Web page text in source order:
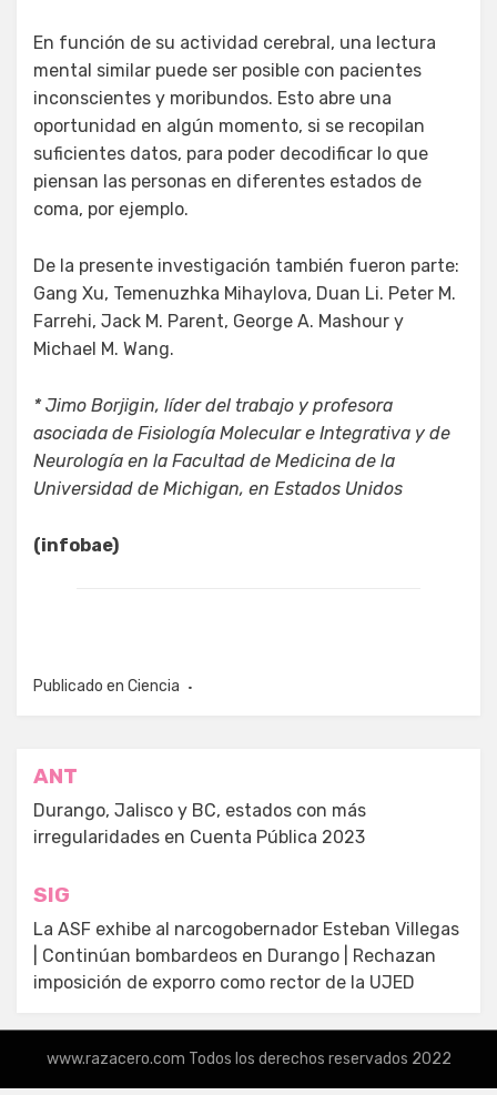
En función de su actividad cerebral, una lectura
mental similar puede ser posible con pacientes
inconscientes y moribundos. Esto abre una
oportunidad en algún momento, si se recopilan
suficientes datos, para poder decodificar lo que
piensan las personas en diferentes estados de
coma, por ejemplo.
De la presente investigación también fueron parte:
Gang Xu, Temenuzhka Mihaylova, Duan Li. Peter M.
Farrehi, Jack M. Parent, George A. Mashour y
Michael M. Wang.
* Jimo Borjigin, líder del trabajo y profesora
asociada de Fisiología Molecular e Integrativa y de
Neurología en la Facultad de Medicina de la
Universidad de Michigan, en Estados Unidos
(infobae)
Publicado en Ciencia
Navegación
de
entradas
ANT
Durango, Jalisco y BC, estados con más
irregularidades en Cuenta Pública 2023
SIG
La ASF exhibe al narcogobernador Esteban Villegas
| Continúan bombardeos en Durango | Rechazan
imposición de exporro como rector de la UJED
www.razacero.com Todos los derechos reservados 2022
Tema Amphibious porTemplatePocket ⋅Funciona conWordPress